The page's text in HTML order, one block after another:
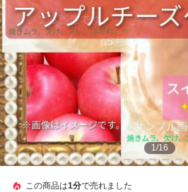
1/16
この商品は1分で売れました